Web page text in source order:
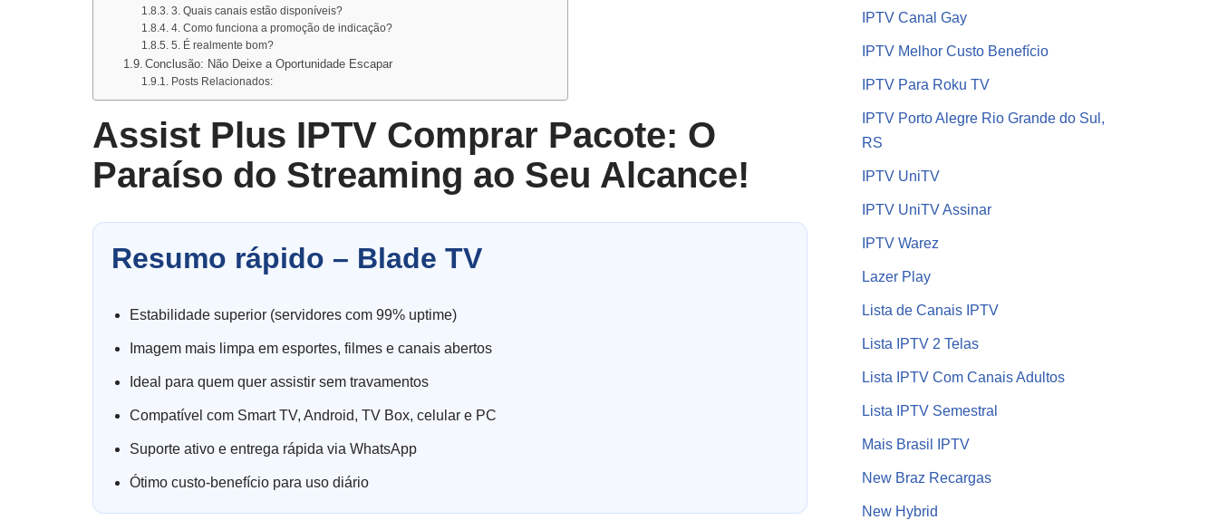
3. Quais canais estão disponíveis?
4. Como funciona a promoção de indicação?
5. É realmente bom?
Conclusão: Não Deixe a Oportunidade Escapar
Posts Relacionados:
Assist Plus IPTV Comprar Pacote: O
Paraíso do Streaming ao Seu Alcance!
Resumo rápido – Blade TV
Estabilidade superior (servidores com 99% uptime)
Imagem mais limpa em esportes, filmes e canais abertos
Ideal para quem quer assistir sem travamentos
Compatível com Smart TV, Android, TV Box, celular e PC
Suporte ativo e entrega rápida via WhatsApp
Ótimo custo-benefício para uso diário
IPTV Canal Gay
IPTV Melhor Custo Benefício
IPTV Para Roku TV
IPTV Porto Alegre Rio Grande do Sul,
RS
IPTV UniTV
IPTV UniTV Assinar
IPTV Warez
Lazer Play
Lista de Canais IPTV
Lista IPTV 2 Telas
Lista IPTV Com Canais Adultos
Lista IPTV Semestral
Mais Brasil IPTV
New Braz Recargas
New Hybrid